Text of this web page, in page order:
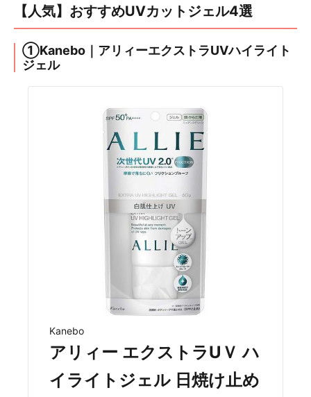
【人気】おすすめUVカットジェル4選
①Kanebo｜アリィーエクストラUVハイライト
ジェル
Kanebo
アリィー エクストラUＶ ハ
イライトジェル 日焼け止め